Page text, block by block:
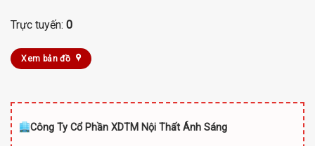
Trực tuyến: 0
Xem bản đồ
Công Ty Cổ Phần XDTM Nội Thất Ánh Sáng